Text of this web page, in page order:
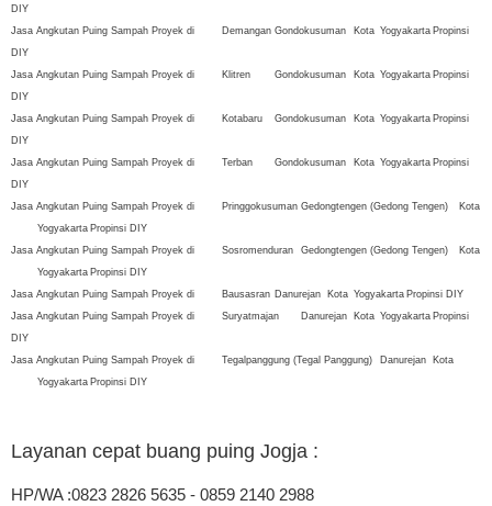
DIY
Jasa Angkutan Puing Sampah Proyek di
Demangan Gondokusuman Kota Yogyakarta Propinsi
DIY
Jasa Angkutan Puing Sampah Proyek di
Klitren Gondokusuman Kota Yogyakarta Propinsi
DIY
Jasa Angkutan Puing Sampah Proyek di
Kotabaru Gondokusuman Kota Yogyakarta Propinsi
DIY
Jasa Angkutan Puing Sampah Proyek di
Terban Gondokusuman Kota Yogyakarta Propinsi
DIY
Jasa Angkutan Puing Sampah Proyek di
Pringgokusuman Gedongtengen (Gedong Tengen)
Kota
Yogyakarta Propinsi DIY
Jasa Angkutan Puing Sampah Proyek di
Sosromenduran Gedongtengen (Gedong Tengen)
Kota
Yogyakarta Propinsi DIY
Jasa Angkutan Puing Sampah Proyek di
Bausasran Danurejan Kota Yogyakarta Propinsi DIY
Jasa Angkutan Puing Sampah Proyek di
Suryatmajan Danurejan Kota Yogyakarta Propinsi
DIY
Jasa Angkutan Puing Sampah Proyek di
Tegalpanggung (Tegal Panggung) Danurejan
Kota
Yogyakarta Propinsi DIY
Layanan cepat buang puing Jogja :
HP/WA :0823 2826 5635 - 0859 2140 2988